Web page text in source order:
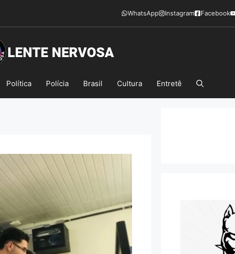
WhatsApp Instagram Facebook
Política Polícia Brasil Cultura Entretê